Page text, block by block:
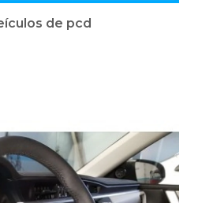
de pcd